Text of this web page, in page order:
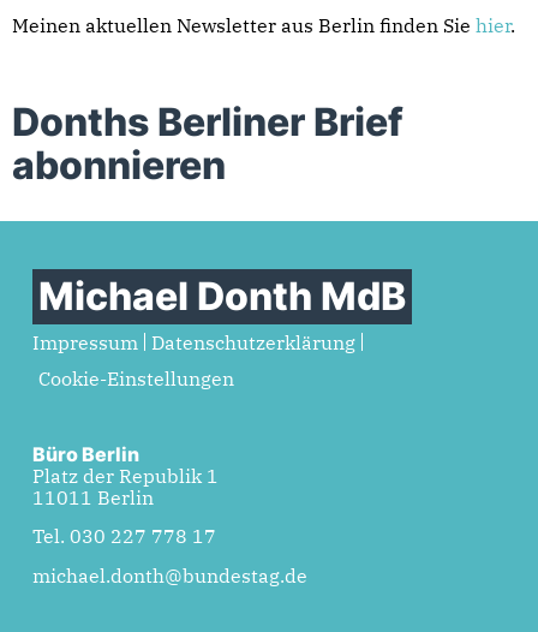
Meinen aktuellen Newsletter aus Berlin finden Sie hier.
Donths Berliner Brief
abonnieren
Michael Donth MdB
Impressum
Datenschutzerklärung
Cookie-Einstellungen
Büro Berlin
Platz der Republik 1
11011 Berlin
Tel. 030 227 778 17
michael.donth@bundestag.de